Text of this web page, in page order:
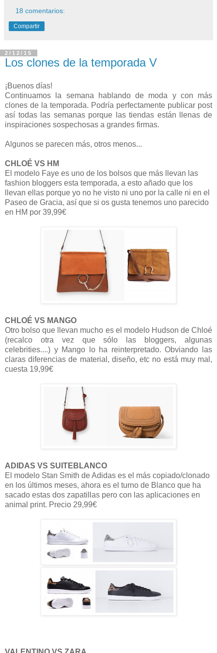
18 comentarios:
Compartir
2/12/15
Los clones de la temporada V
¡Buenos días!
Continuamos la semana hablando de moda y con más
clones de la temporada. Podría perfectamente publicar post
así todas las semanas porque las tiendas están llenas de
inspiraciones sospechosas a grandes firmas.
Algunos se parecen más, otros menos...
CHLOÉ VS HM
El modelo Faye es uno de los bolsos que más llevan las
fashion bloggers esta temporada, a esto añado que los
llevan ellas porque yo no he visto ni uno por la calle ni en el
Paseo de Gracia, así que si os gusta tenemos uno parecido
en HM por 39,99€
CHLOÉ VS MANGO
Otro bolso que llevan mucho es el modelo Hudson de Chloé
(recalco otra vez que sólo las bloggers, algunas
celebrities....) y Mango lo ha reinterpretado. Obviando las
claras diferencias de material, diseño, etc no está muy mal,
cuesta 19,99€
ADIDAS VS SUITEBLANCO
El modelo Stan Smith de Adidas es el más copiado/clonado
en los últimos meses, ahora es el turno de Blanco que ha
sacado estas dos zapatillas pero con las aplicaciones en
animal print. Precio 29,99€